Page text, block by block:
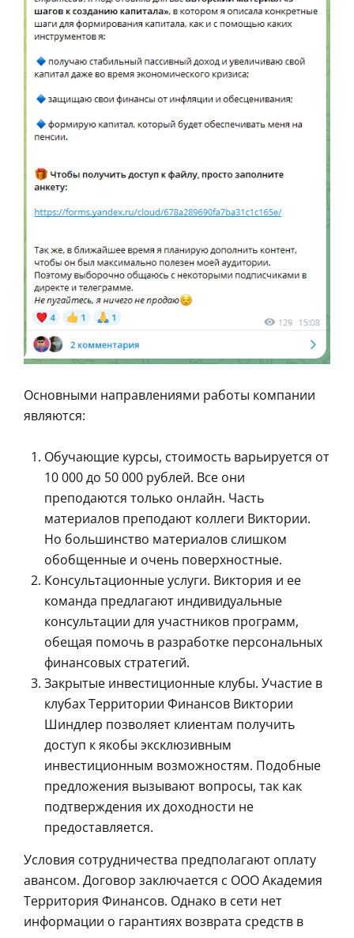
Основными направлениями работы компании
являются:
Обучающие курсы, стоимость варьируется от
10 000 до 50 000 рублей. Все они
преподаются только онлайн. Часть
материалов преподают коллеги Виктории.
Но большинство материалов слишком
обобщенные и очень поверхностные.
Консультационные услуги. Виктория и ее
команда предлагают индивидуальные
консультации для участников программ,
обещая помочь в разработке персональных
финансовых стратегий.
Закрытые инвестиционные клубы. Участие в
клубах Территории Финансов Виктории
Шиндлер позволяет клиентам получить
доступ к якобы эксклюзивным
инвестиционным возможностям. Подобные
предложения вызывают вопросы, так как
подтверждения их доходности не
предоставляется.
Условия сотрудничества предполагают оплату
авансом. Договор заключается с ООО Академия
Территория Финансов. Однако в сети нет
информации о гарантиях возврата средств в